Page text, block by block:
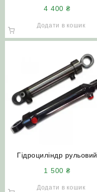
4 400 ₴
Додати в кошик
Гідроциліндр рульовий
1 500 ₴
Додати в кошик